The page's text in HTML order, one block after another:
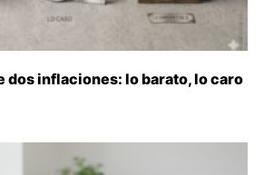
dos inflaciones: lo barato, lo caro